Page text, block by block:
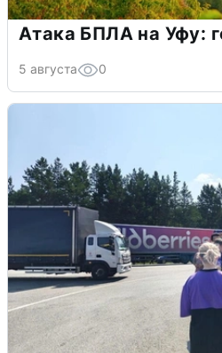
Атака БПЛА на Уфу:
5 августа 0